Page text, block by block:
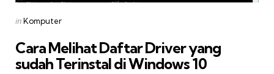
Categories
Posted
inKomputer
Cara Melihat Daftar Driver yang
sudah Terinstal di Windows 10